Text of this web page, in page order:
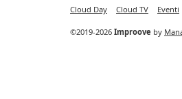
Cloud Day Cloud TV Eventi
©2019-2026 Improove by